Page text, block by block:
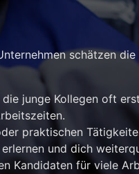
schätzen
junge Kollegen oft
praktischen
und dich
Kandidaten für viele